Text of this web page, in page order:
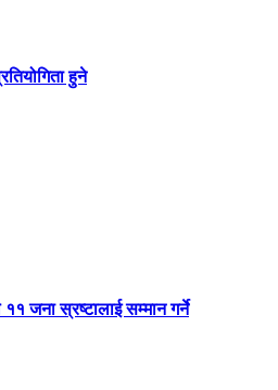
हुने
जना स्रष्टालाई सम्मान गर्ने